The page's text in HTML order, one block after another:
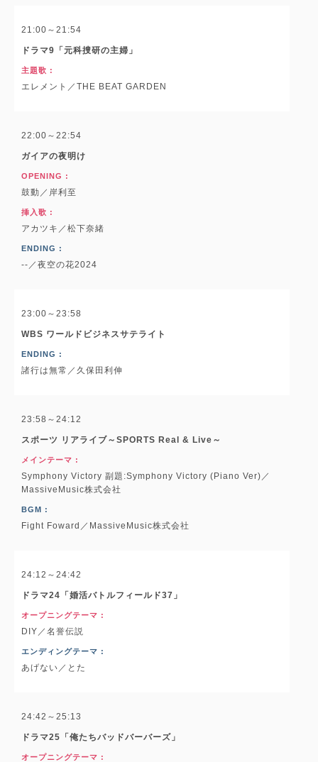
21:00～21:54
ドラマ9「元科捜研の主婦」
主題歌 :
エレメント／THE BEAT GARDEN
22:00～22:54
ガイアの夜明け
OPENING :
鼓動／岸利至
挿入歌 :
アカツキ／松下奈緒
ENDING :
--／夜空の花2024
23:00～23:58
WBS ワールドビジネスサテライト
ENDING :
諸行は無常／久保田利伸
23:58～24:12
スポーツ リアライブ～SPORTS Real & Live～
メインテーマ :
Symphony Victory 副題:Symphony Victory (Piano Ver)／
MassiveMusic株式会社
BGM :
Fight Foward／MassiveMusic株式会社
24:12～24:42
ドラマ24「婚活バトルフィールド37」
オープニングテーマ :
DIY／名誉伝説
エンディングテーマ :
あげない／とた
24:42～25:13
ドラマ25「俺たちバッドバーバーズ」
オープニングテーマ :